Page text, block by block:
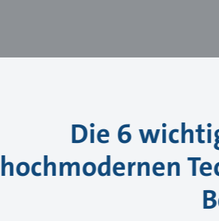
Die 6
hochmodernen